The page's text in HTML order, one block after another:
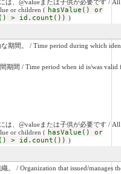
は、@valueまたは子供が必要です /
or children ( hasValue() or
> id.count()) )
期間。 / Time period during which
期間 / Time period when id is/was valid
は、@valueまたは子供が必要です /
or children ( hasValue() or
> id.count()) )
。 / Organization that issued/manages